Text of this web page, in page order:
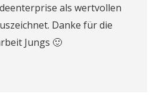
als wertvollen
Danke für die
Jungs 🙂